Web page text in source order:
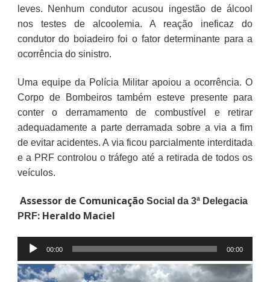
leves. Nenhum condutor acusou ingestão de álcool
nos testes de alcoolemia. A reação ineficaz do
condutor do boiadeiro foi o fator determinante para a
ocorrência do sinistro.
Uma equipe da Polícia Militar apoiou a ocorrência. O
Corpo de Bombeiros também esteve presente para
conter o derramamento de combustível e retirar
adequadamente a parte derramada sobre a via a fim
de evitar acidentes. A via ficou parcialmente interditada
e a PRF controlou o tráfego até a retirada de todos os
veículos.
Assessor de Comunicação Social da 3ª Delegacia
PRF: Heraldo Maciel
Tocador
áudio
00:00 00:00